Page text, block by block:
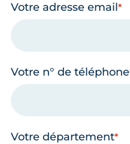
Votre adresse email
Votre n° de téléphone
Votre département